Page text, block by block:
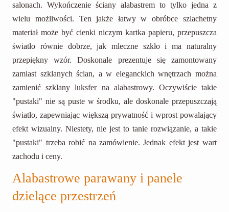
salonach. Wykończenie ściany alabastrem to tylko jedna z
wielu możliwości. Ten jakże łatwy w obróbce szlachetny
materiał może być cienki niczym kartka papieru, przepuszcza
światło równie dobrze, jak mleczne szkło i ma naturalny
przepiękny wzór. Doskonale prezentuje się zamontowany
zamiast szklanych ścian, a w eleganckich wnętrzach można
zamienić szklany luksfer na alabastrowy. Oczywiście takie
"pustaki" nie są puste w środku, ale doskonale przepuszczają
światło, zapewniając większą prywatność i wprost powalający
efekt wizualny. Niestety, nie jest to tanie rozwiązanie, a takie
"pustaki" trzeba robić na zamówienie. Jednak efekt jest wart
zachodu i ceny.
Alabastrowe parawany i panele
dzielące przestrzeń